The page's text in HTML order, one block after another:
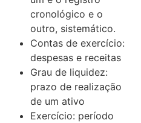
cronológico e o
outro, sistemático.
Contas de exercício:
despesas e receitas
Grau de liquidez:
prazo de realização
de um ativo
Exercício: período